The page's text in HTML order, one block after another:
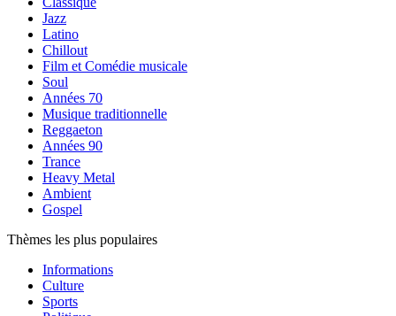
Jazz
Latino
Chillout
Film et Comédie musicale
Soul
Années 70
Musique traditionnelle
Reggaeton
Années 90
Trance
Heavy Metal
Ambient
Gospel
Thèmes les plus populaires
Informations
Culture
Sports